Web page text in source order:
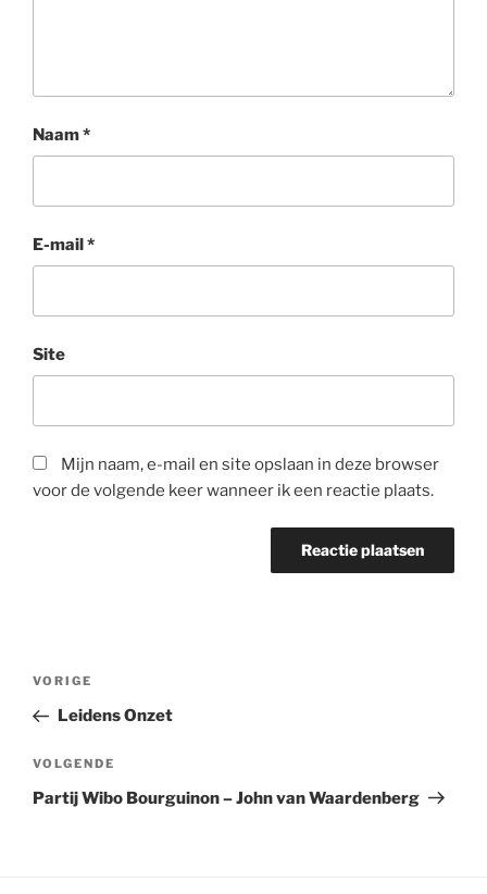
Naam*
E-mail*
Site
Mijn naam, e-mail en site opslaan in deze browser
voor de volgende keer wanneer ik een reactie plaats.
Bericht
Vorig
bericht
VORIGE
Leidens Onzet
Volgend
bericht
VOLGENDE
Partij Wibo Bourguinon – John van Waardenberg